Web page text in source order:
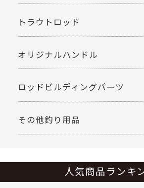
トラウトロッド
オリジナルハンドル
ロッドビルディングパーツ
その他釣り用品
人気商品ランキ